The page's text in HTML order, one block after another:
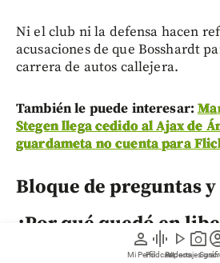
person
Mi Perfil
graphic_eq
Pódcast
play_arrow
Videos
photo_camera
Reportajes
Ni el club ni la defensa hacen
acusaciones de que Bosshardt
carrera de autos callejera.
También le puede interesar:
Stegen llega cedido al Ajax de
guardameta no cuenta para
Bloque de preguntas
¿Por qué quedó en
Bosshardt si hubo un